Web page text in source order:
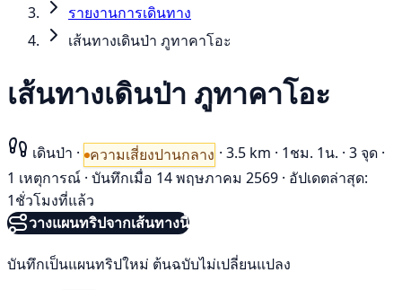
รายงานการเดินทาง
เส้นทางเดินป่า ภูทาคาโอะ
เส้นทางเดินป่า ภูทาคาโอะ
เดินป่า · ความเสี่ยงปานกลาง · 3.5 km · 1ชม. 1น. · 3 จุด ·
1 เหตุการณ์ · บันทึกเมื่อ 14 พฤษภาคม 2569 · อัปเดตล่าสุด:
1ชั่วโมงที่แล้ว
วางแผนทริปจากเส้นทางนี้
บันทึกเป็นแผนทริปใหม่ ต้นฉบับไม่เปลี่ยนแปลง